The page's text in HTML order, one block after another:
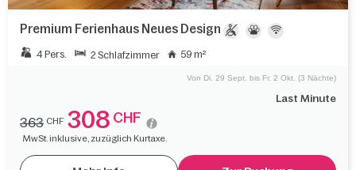
Premium Ferienhaus Neues Design
4 Pers. 2 Schlafzimmer 59 m²
Last Minute
Von Di. 29 Sept. bis Fr. 2 Okt. (3 Nächte)
363 CHF 308 CHF
MwSt. inklusive, zuzüglich Kurtaxe.